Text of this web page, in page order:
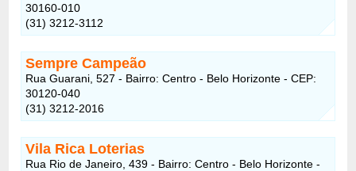
30160-010
(31) 3212-3112
Sempre Campeão
Rua Guarani, 527 - Bairro: Centro - Belo Horizonte - CEP:
30120-040
(31) 3212-2016
Vila Rica Loterias
Rua Rio de Janeiro, 439 - Bairro: Centro - Belo Horizonte -